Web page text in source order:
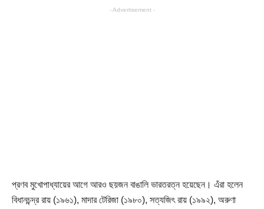
- Advertisement -
প্রণব মুখোপাধ্যায়ের আগে আরও ছয়জন বাঙালি ভারতরত্ন হয়েছেন। এঁরা হলেন
বিধানচন্দ্র রায় (১৯৬১), মাদার টেরিজা (১৯৮০), সত্যজিৎ রায় (১৯৯২), অরুণা